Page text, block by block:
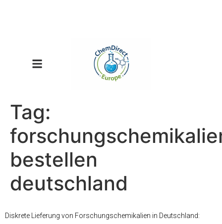
Tag:
bestellen
deutschland
Diskrete Lieferung von Forschungschemikalien in Deutschland: